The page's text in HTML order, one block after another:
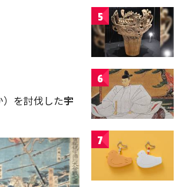
）を討伐した宇
5
6
7